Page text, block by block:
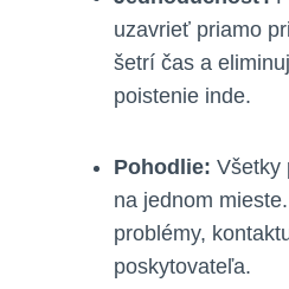
uzavrieť priamo
šetrí čas a
poistenie inde.
Pohodlie: Všetky
na jednom
problémy,
poskytovateľa.